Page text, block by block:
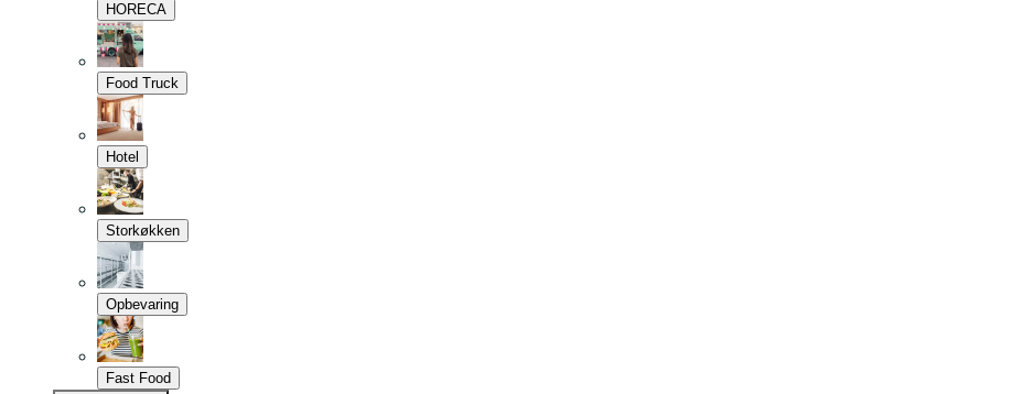
HORECA
Food Truck
Hotel
Storkøkken
Opbevaring
Fast Food